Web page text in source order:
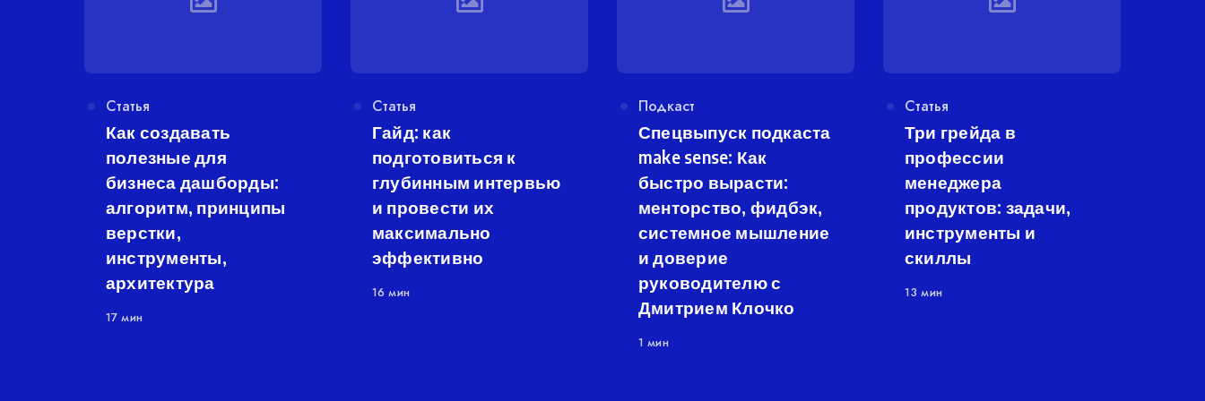
Категория
Статья
Как создавать
полезные для
бизнеса дашборды:
алгоритм, принципы
верстки,
инструменты,
архитектура
17 мин
Категория
Статья
Гайд: как
подготовиться к
глубинным интервью
и провести их
максимально
эффективно
16 мин
Категория
Подкаст
Спецвыпуск подкаста
make sense: Как
быстро вырасти:
менторство, фидбэк,
системное мышление
и доверие
руководителю с
Дмитрием Клочко
1 мин
Категория
Статья
Три грейда в
профессии
менеджера
продуктов: задачи,
инструменты и
скиллы
13 мин